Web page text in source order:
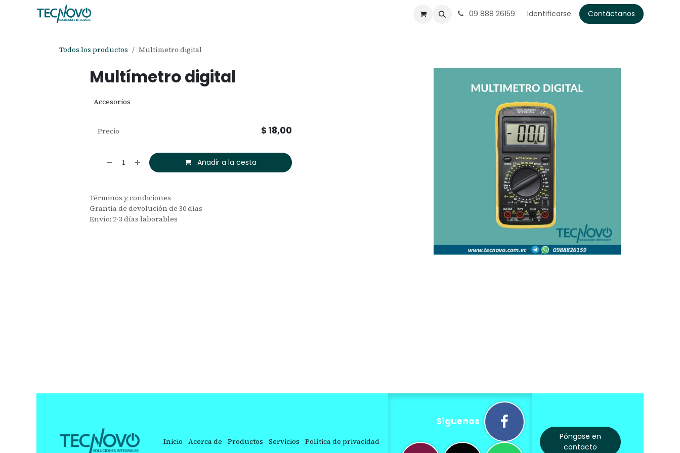
09 888 26159 Identificarse Contáctanos
Todos los productos Multímetro digital
Multímetro digital
Accesorios
Añadir a la cesta
Precio $18,00
Términos y condiciones
Grantía de devolución de 30 días
Envío: 2-3 días laborables
Inicio Acerca de Productos Servicios Política de privacidad
Síguenos
Póngase en
contacto